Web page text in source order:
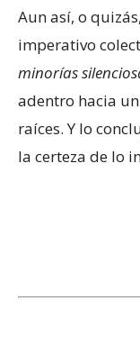
Aun así, o
imperativo
minorías
adentro hacia
raíces. Y lo
la certeza de lo